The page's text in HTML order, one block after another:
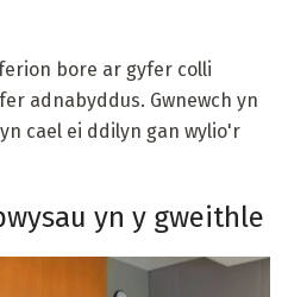
bore ar gyfer colli
adnabyddus. Gwnewch yn
cael ei ddilyn gan wylio'r
yn y gweithle